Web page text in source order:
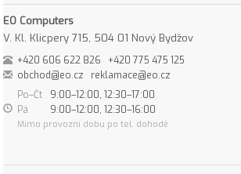
EO Computers
V. Kl. Klicpery 715, 504 01 Nový Bydžov
+420 606 622 826
+420 775 475 125
obchod@eo.cz
reklamace@eo.cz
Po–Čt
9:00–12:00, 12:30–17:00
Pá
9:00–12:00, 12:30–16:00
Mimo provozní dobu po tel. dohodě